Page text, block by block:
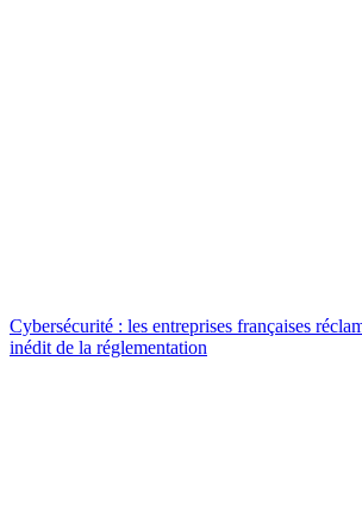
Cybersécurité : les entreprises françaises
inédit de la réglementation